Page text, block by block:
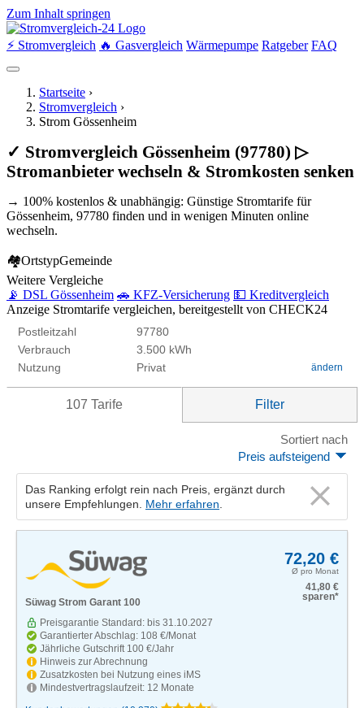
Zum Inhalt springen
⚡ Stromvergleich 🔥 Gasvergleich Wärmepumpe Ratgeber FAQ
Startseite ›
Stromvergleich ›
Strom Gössenheim
✓ Stromvergleich Gössenheim (97780) ▷
Stromanbieter wechseln & Stromkosten senken
→ 100% kostenlos & unabhängig: Günstige Stromtarife für
Gössenheim, 97780 finden und in wenigen Minuten online
wechseln.
🏘OrtstypGemeinde
Weitere Vergleiche
📡 DSL Gössenheim 🚗 KFZ-Versicherung 💵 Kreditvergleich
Anzeige Stromtarife vergleichen, bereitgestellt von CHECK24